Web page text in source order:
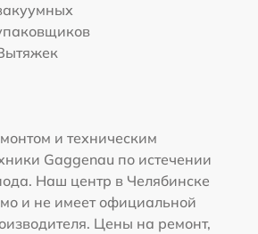
и техническим
Gaggenau по истечении
Наш центр в Челябинске
и не имеет официальной
Цены на ремонт,